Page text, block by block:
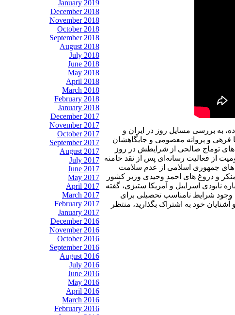
January 2019
December 2018
November 2018
October 2018
September 2018
August 2018
July 2018
June 2018
May 2018
April 2018
March 2018
February 2018
January 2018
December 2017
November 2017
October 2017
September 2017
August 2017
July 2017
June 2017
May 2017
April 2017
March 2017
February 2017
January 2017
December 2016
November 2016
October 2016
September 2016
August 2016
July 2016
June 2016
May 2016
April 2016
March 2016
February 2016
به بررسی مسایل روز در ایران و
فرهی و پروانه معصومی و جایگاهشان
های توماج صالحی از شرایطش در روز
از فعالیت رسانه‌ای پس از نقد خامنه
های جمهوری اسلامی از عدم سلامت
و دروغ های احمد وحیدی وزیر کشور
نابودی اسراییل و آمریکا ستیزی، گفته
وجود شرایط نامناسب تحصیلی برای
آشنایان خود به اشتراک بگذارید، منتظر